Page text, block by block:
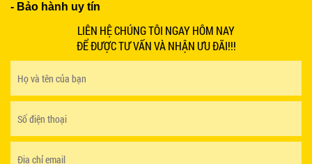
- Bảo hành uy tín
LIÊN HỆ CHÚNG TÔI NGAY HÔM NAY
ĐỂ ĐƯỢC TƯ VẤN VÀ NHẬN ƯU ĐÃI!!!